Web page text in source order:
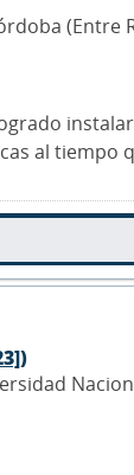
(Entre
al tiempo